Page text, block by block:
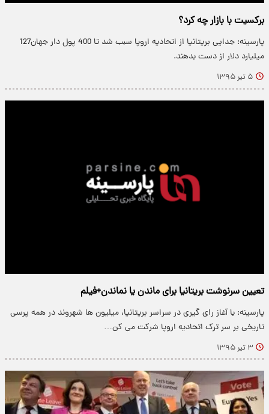
برکسیت با بازار چه کرد؟
پارسینه: جدایی بریتانیا از اتحادیه اروپا سبب شد تا 400 پول دار جهان127
میلیارد دلار از دست بدهند.
۵ تیر ۱۳۹۵
تعیین سرنوشت بریتانیا برای ماندن یا نماندن+فیلم
پارسینه: با آغاز رای گیری در سراسر بریتانیا، میلیون ها شهروند در همه پرسی
تاریخی بر سر ترک اتحادیه اروپا شرکت می کن…
۳ تیر ۱۳۹۵